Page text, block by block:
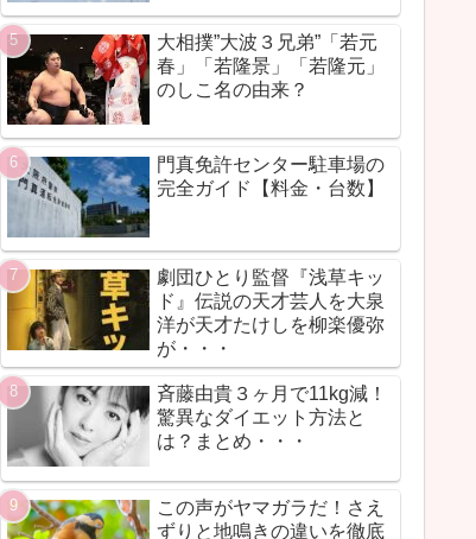
大相撲”大波３兄弟”「若元
春」「若隆景」「若隆元」
のしこ名の由来？
門真免許センター駐車場の
完全ガイド【料金・台数】
劇団ひとり監督『浅草キッ
ド』伝説の天才芸人を大泉
洋が天才たけしを柳楽優弥
が・・・
斉藤由貴３ヶ月で11kg減！
驚異なダイエット方法と
は？まとめ・・・
この声がヤマガラだ！さえ
ずりと地鳴きの違いを徹底